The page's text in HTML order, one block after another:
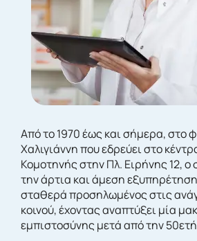
Από το 1970 έως και σήμερα, στο
Χαλιγιάννη που εδρεύει στο
Κομοτηνής στην Πλ. Ειρήνης 12, ο
την άρτια και άμεση
σταθερά προσηλωμένος στις
κοινού, έχοντας αναπτύξει μία
εμπιστοσύνης μετά από την